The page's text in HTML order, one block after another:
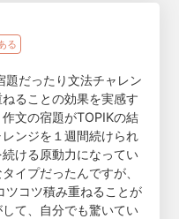
る
だったり文法チャレン
ることの効果を実感す
文の宿題がTOPIKの結
ンジを１週間続けられ
ける原動力になってい
イプだったんですが、
コツ積み重ねることが
て、自分でも驚いてい